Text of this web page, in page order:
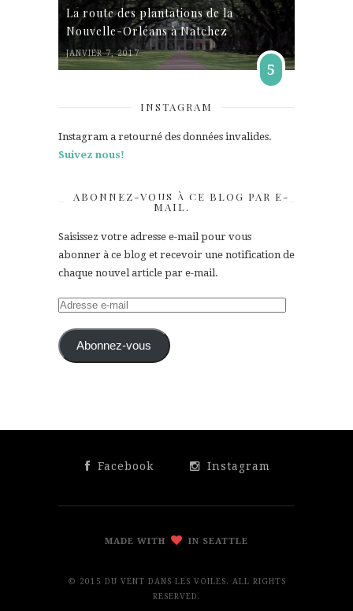
La route des plantations de la
Nouvelle-Orléans à Natchez
JANVIER 7, 2017
5
INSTAGRAM
Instagram a retourné des données invalides.
Suivez nous!
ABONNEZ-VOUS À CE BLOG PAR E-
MAIL.
Saisissez votre adresse e-mail pour vous
abonner à ce blog et recevoir une notification de
chaque nouvel article par e-mail.
Adresse
mail Abonnez-vous
Facebook Instagram
MADE WITH IN SEATTLE
© 2015 DU VENT DANS LES VOILES. ALL RIGHTS
RESERVED.